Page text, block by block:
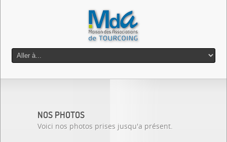
NOS PHOTOS
Voici nos photos prises jusqu'a présent.